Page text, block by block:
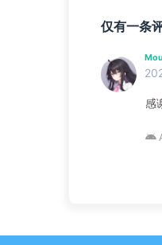
仅有一条
感